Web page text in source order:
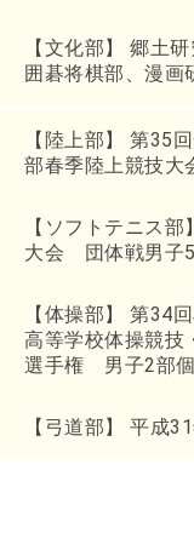
【文化部】 郷土
囲碁将棋部、漫画
【陸上部】 第35
部春季陸上競技
【ソフトテニス
大会 団体戦男子
【体操部】 第34
高等学校体操競
選手権 男子2部
【弓道部】 平成